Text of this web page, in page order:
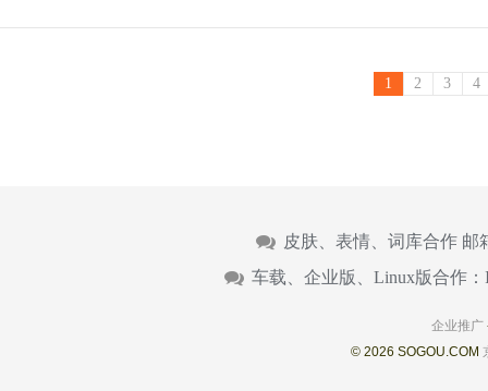
1 2 3 4
皮肤、表情、词库合作 邮
车载、企业版、Linux版合作：
企业推广
© 2026 SOGOU.COM